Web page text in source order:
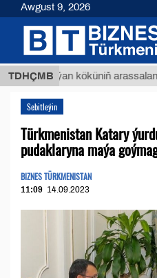
TDHÇMB
Buýan köküniň
Sebitleýin
Türkmenistan Katary
pudaklaryna maýa
BIZNES TÜRKMENISTAN
11:09 14.09.2023
Awgust 9, 2026